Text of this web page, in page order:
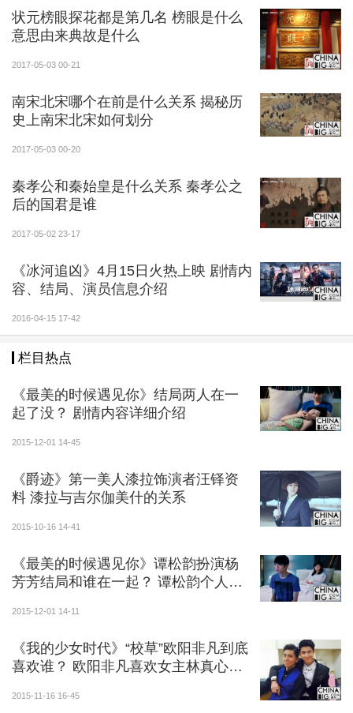
状元榜眼探花都是第几名 榜眼是什么
意思由来典故是什么
2017-05-03 00-21
南宋北宋哪个在前是什么关系 揭秘历
史上南宋北宋如何划分
2017-05-03 00-20
秦孝公和秦始皇是什么关系 秦孝公之
后的国君是谁
2017-05-02 23-17
《冰河追凶》4月15日火热上映 剧情内
容、结局、演员信息介绍
2016-04-15 17-42
栏目热点
《最美的时候遇见你》结局两人在一
起了没？ 剧情内容详细介绍
2015-12-01 14-45
《爵迹》第一美人漆拉饰演者汪铎资
料 漆拉与吉尔伽美什的关系
2015-10-16 14-41
《最美的时候遇见你》谭松韵扮演杨
芳芳结局和谁在一起？ 谭松韵个人资
2015-12-01 14-11
《我的少女时代》“校草”欧阳非凡到底
喜欢谁？ 欧阳非凡喜欢女主林真心还
2015-11-16 16-45